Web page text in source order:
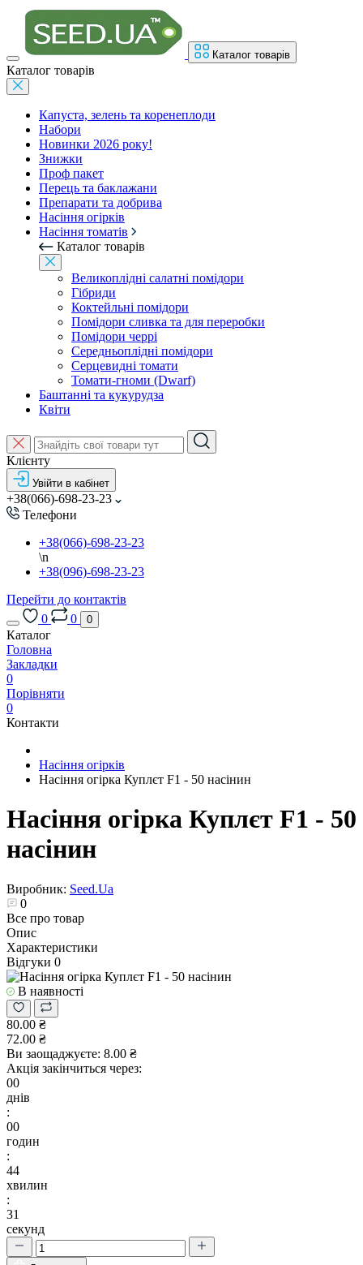
Каталог товарів
Каталог товарів
Капуста, зелень та коренеплоди
Набори
Новинки 2026 року!
Знижки
Проф пакет
Перець та баклажани
Препарати та добрива
Насіння огірків
Насіння томатів
Каталог товарів
Великоплідні салатні помідори
Гібриди
Коктейльні помідори
Помідори сливка та для переробки
Помідори черрі
Середньоплідні помідори
Серцевидні томати
Томати-гноми (Dwarf)
Баштанні та кукурудза
Квіти
Клієнту
Увійти в кабінет
+38(066)-698-23-23
Телефони
+38(066)-698-23-23
\n
+38(096)-698-23-23
Перейти до контактів
0
0 0
Каталог
Головна
Закладки
0
Порівняти
0
Контакти
Насіння огірків
Насіння огірка Куплєт F1 - 50 насінин
Насіння огірка Куплєт F1 - 50
насінин
Виробник: Seed.Ua
0
Все про товар
Опис
Характеристики
Відгуки 0
В наявності
80.00 ₴
72.00 ₴
Ви заощаджуєте: 8.00 ₴
Акція закінчиться через:
00
днів
:
00
годин
:
44
хвилин
:
31
секунд